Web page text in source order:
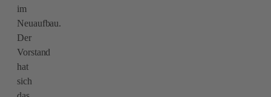
im
Neuaufbau.
Der
Vorstand
hat
sich